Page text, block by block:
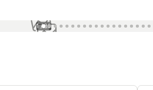
1 / 80